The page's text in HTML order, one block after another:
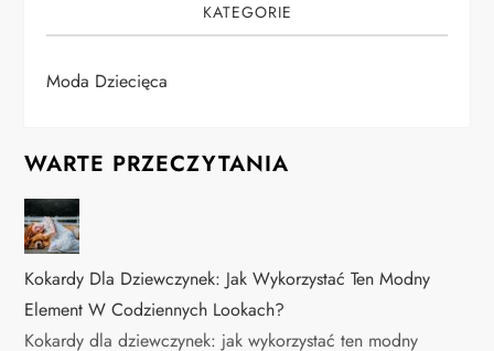
KATEGORIE
Moda Dziecięca
WARTE PRZECZYTANIA
Kokardy Dla Dziewczynek: Jak Wykorzystać Ten Modny
Element W Codziennych Lookach?
Kokardy dla dziewczynek: jak wykorzystać ten modny